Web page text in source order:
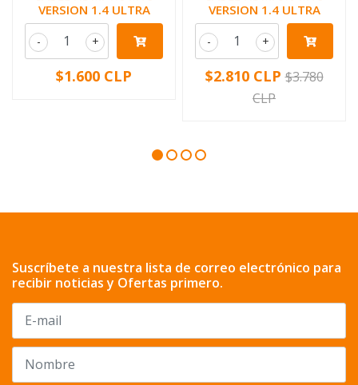
VERSION 1.4 ULTRA
+
-
$1.600 CLP
VERSION 1.4 ULTRA
+
-
$2.810 CLP $3.780
CLP
Suscríbete a nuestra lista de correo electrónico para
recibir noticias y Ofertas primero.